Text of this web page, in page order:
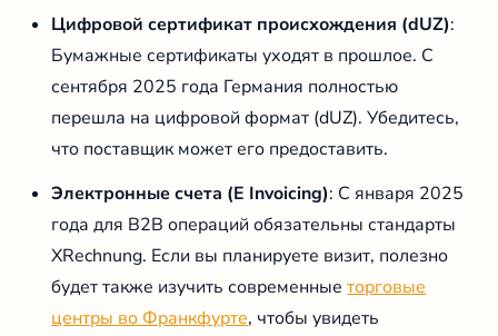
Цифровой сертификат происхождения (dUZ):
Бумажные сертификаты уходят в прошлое. С
сентября 2025 года Германия полностью
перешла на цифровой формат (dUZ). Убедитесь,
что поставщик может его предоставить.
Электронные счета (E Invoicing): С января 2025
года для B2B операций обязательны стандарты
XRechnung. Если вы планируете визит, полезно
будет также изучить современныеторговые
центры во Франкфурте, чтобы увидеть